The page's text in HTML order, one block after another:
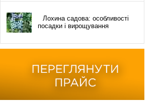
Лохина садова: особливості
посадки і вирощування